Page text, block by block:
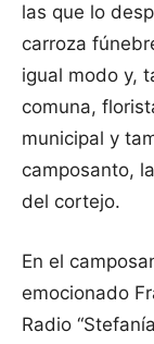
las que lo
carroza
igual modo y,
comuna,
municipal y
camposanto,
del cortejo.
En el
emocionado
Radio